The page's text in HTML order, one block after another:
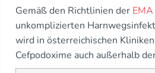
Gemäß den Richtlinien der EMA
unkomplizierten
wird in österreichischen
Cefpodoxime auch außerhalb